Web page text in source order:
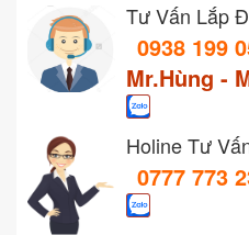
Tư Vấn Lắp
0938 199
Mr.Hùng -
Holine Tư
0777 773